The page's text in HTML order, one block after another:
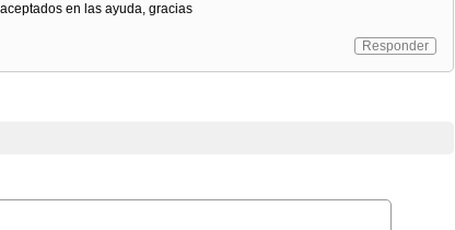
en las ayuda, gracias
Responder